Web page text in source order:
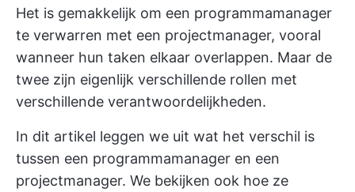
Het is gemakkelijk om een programmamanager
te verwarren met een projectmanager, vooral
wanneer hun taken elkaar overlappen. Maar de
twee zijn eigenlijk verschillende rollen met
verschillende verantwoordelijkheden.
In dit artikel leggen we uit wat het verschil is
tussen een programmamanager en een
projectmanager. We bekijken ook hoe ze